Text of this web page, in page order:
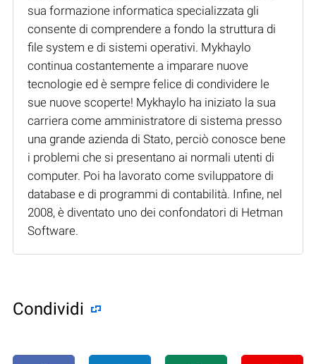
sua formazione informatica specializzata gli
consente di comprendere a fondo la struttura di
file system e di sistemi operativi. Mykhaylo
continua costantemente a imparare nuove
tecnologie ed è sempre felice di condividere le
sue nuove scoperte! Mykhaylo ha iniziato la sua
carriera come amministratore di sistema presso
una grande azienda di Stato, perciò conosce bene
i problemi che si presentano ai normali utenti di
computer. Poi ha lavorato come sviluppatore di
database e di programmi di contabilità. Infine, nel
2008, è diventato uno dei confondatori di Hetman
Software.
Condividi